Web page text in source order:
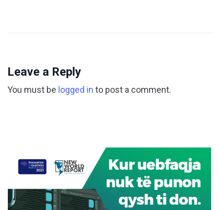
Leave a Reply
You must be logged in to post a comment.